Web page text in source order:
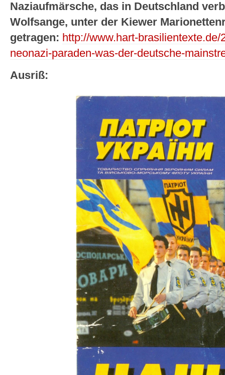
Naziaufmärsche, das in Deutschland
Wolfsange, unter der Kiewer
getragen: http://www.hart-
neonazi-paraden-was-der-deutsche-
Ausriß: